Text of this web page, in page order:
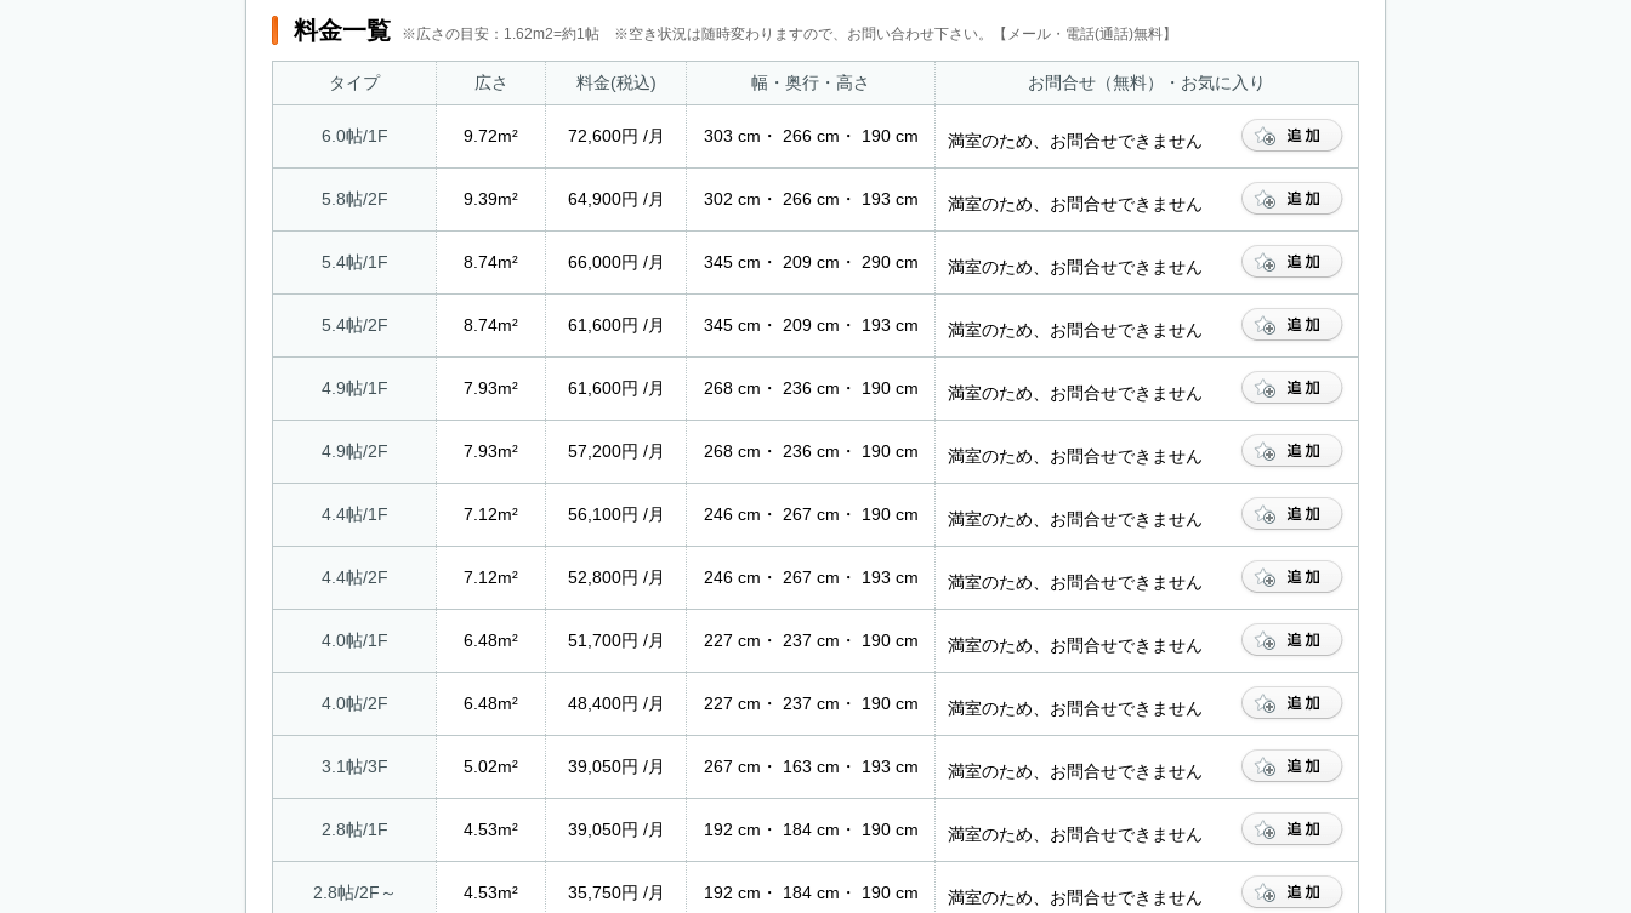
料金一覧 ※広さの目安：1.62m2=約1帖 ※空き状況は随時変わりますので、お問い合わせ下さい。【メール・電話(通話)無料】
タイプ 広さ 料金(税込) 幅・奥行・高さ お問合せ（無料）・お気に入り
6.0帖/1F 9.72m² 72,600円 /月 303 cm・ 266 cm・ 190 cm 満室のため、お問合せできません
5.8帖/2F 9.39m² 64,900円 /月 302 cm・ 266 cm・ 193 cm 満室のため、お問合せできません
5.4帖/1F 8.74m² 66,000円 /月 345 cm・ 209 cm・ 290 cm 満室のため、お問合せできません
5.4帖/2F 8.74m² 61,600円 /月 345 cm・ 209 cm・ 193 cm 満室のため、お問合せできません
4.9帖/1F 7.93m² 61,600円 /月 268 cm・ 236 cm・ 190 cm 満室のため、お問合せできません
4.9帖/2F 7.93m² 57,200円 /月 268 cm・ 236 cm・ 190 cm 満室のため、お問合せできません
4.4帖/1F 7.12m² 56,100円 /月 246 cm・ 267 cm・ 190 cm 満室のため、お問合せできません
4.4帖/2F 7.12m² 52,800円 /月 246 cm・ 267 cm・ 193 cm 満室のため、お問合せできません
4.0帖/1F 6.48m² 51,700円 /月 227 cm・ 237 cm・ 190 cm 満室のため、お問合せできません
4.0帖/2F 6.48m² 48,400円 /月 227 cm・ 237 cm・ 190 cm 満室のため、お問合せできません
3.1帖/3F 5.02m² 39,050円 /月 267 cm・ 163 cm・ 193 cm 満室のため、お問合せできません
2.8帖/1F 4.53m² 39,050円 /月 192 cm・ 184 cm・ 190 cm 満室のため、お問合せできません
2.8帖/2F～ 4.53m² 35,750円 /月 192 cm・ 184 cm・ 190 cm 満室のため、お問合せできません